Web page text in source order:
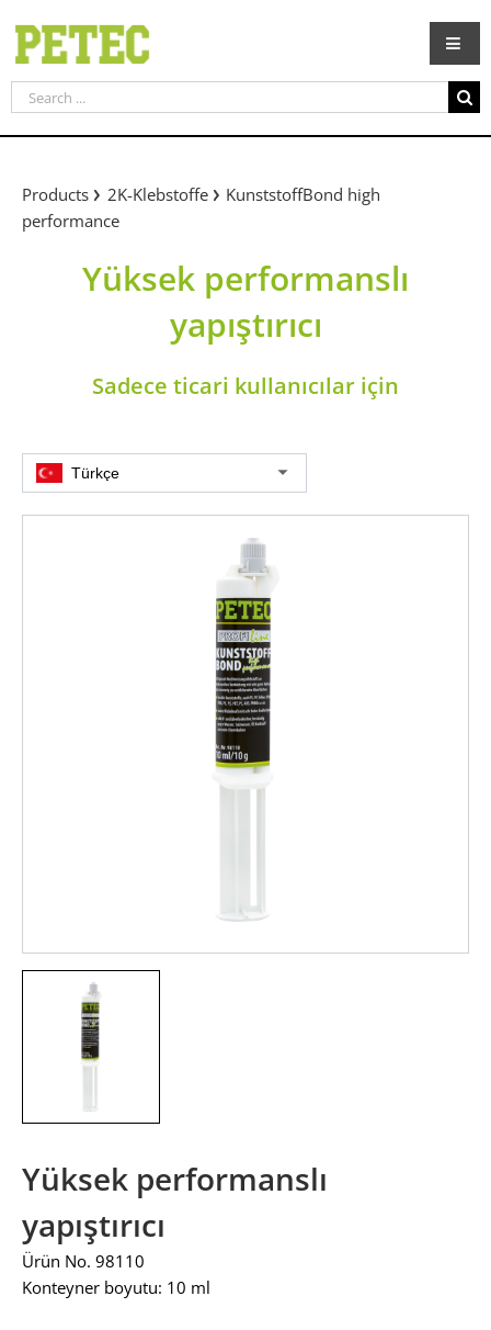
content
Search
for:
Products 2K-Klebstoffe
KunststoffBond high
performance
Yüksek performanslı
yapıştırıcı
Sadece ticari kullanıcılar için
Türkçe
Yüksek performanslı
yapıştırıcı
Ürün No. 98110
Konteyner boyutu: 10 ml